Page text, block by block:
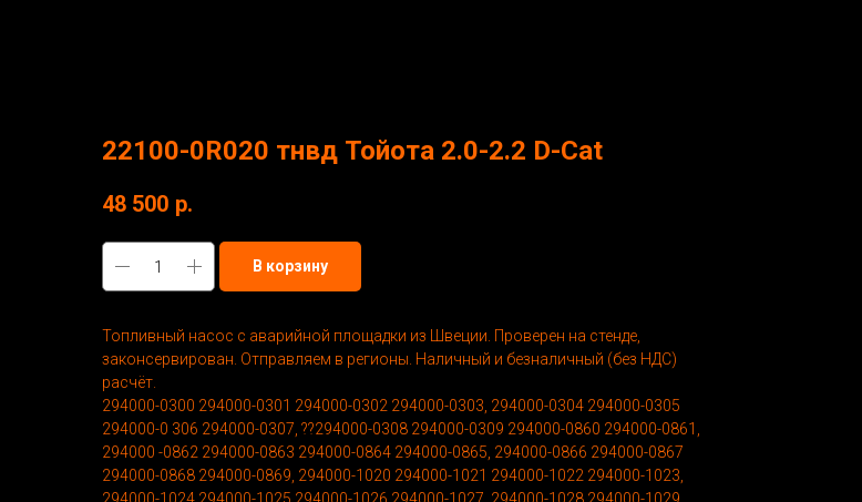
22100-0R020 тнвд Тойота 2.0-2.2 D-Cat
48 500 р.
В корзину
Топливный насос с аварийной площадки из Швеции. Проверен на стенде,
законсервирован. Отправляем в регионы. Наличный и безналичный (без НДС)
расчёт.
294000-0300 294000-0301 294000-0302 294000-0303, 294000-0304 294000-0305
294000-0 306 294000-0307, ??294000-0308 294000-0309 294000-0860 294000-0861,
294000 -0862 294000-0863 294000-0864 294000-0865, 294000-0866 294000-0867
294000-0868 294000-0869, 294000-1020 294000-1021 294000-1022 294000-1023,